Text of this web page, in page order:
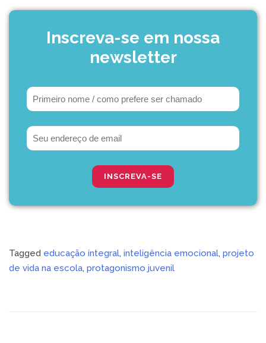
Inscreva-se em nossa
newsletter
Tagged educação integral, inteligência emocional, projeto
de vida na escola, protagonismo juvenil